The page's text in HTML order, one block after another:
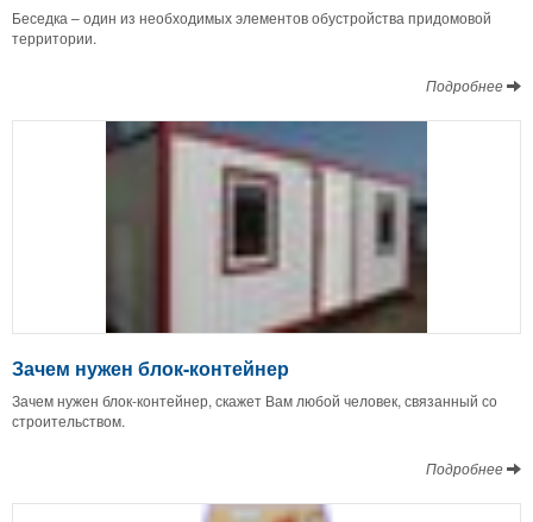
Беседка – один из необходимых элементов обустройства придомовой
территории.
Подробнее
Зачем нужен блок-контейнер
Зачем нужен блок-контейнер, скажет Вам любой человек, связанный со
строительством.
Подробнее